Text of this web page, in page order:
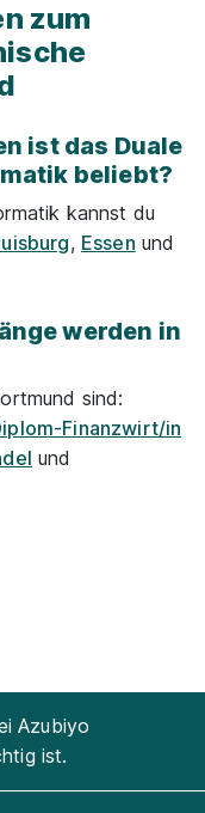
zum
ist das Duale
beliebt?
kannst du
, Essen und
werden in
sind:
Finanzwirt/in
und
Azubiyo
ist.